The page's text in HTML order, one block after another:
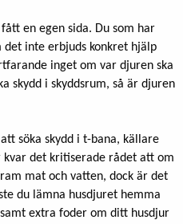
en egen sida. Du som har
det inte erbjuds konkret hjälp
inget om var djuren ska
skydd i skyddsrum, så är djuren
söka skydd i t-bana, källare
kvar det kritiserade rådet att om
mat och vatten, dock är det
du lämna husdjuret hemma
extra foder om ditt husdjur